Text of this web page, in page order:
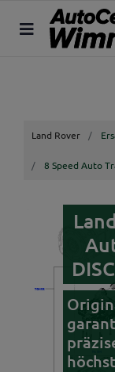
Land Rover
8 Speed Auto